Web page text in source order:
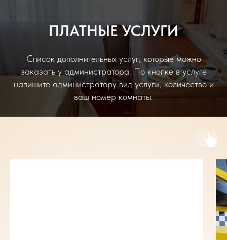
ПЛАТНЫЕ УСЛУГИ
Список дополнительных услуг, которые можно
заказать у администратора. По кнопке в услуге
напишите администратору вид услуги, количество и
ваш номер комнаты.